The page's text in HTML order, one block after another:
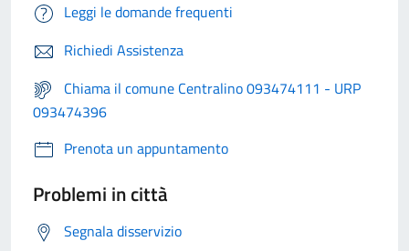
Leggi le domande frequenti
Richiedi Assistenza
Chiama il comune Centralino 093474111 - URP
093474396
Prenota un appuntamento
Problemi in città
Segnala disservizio